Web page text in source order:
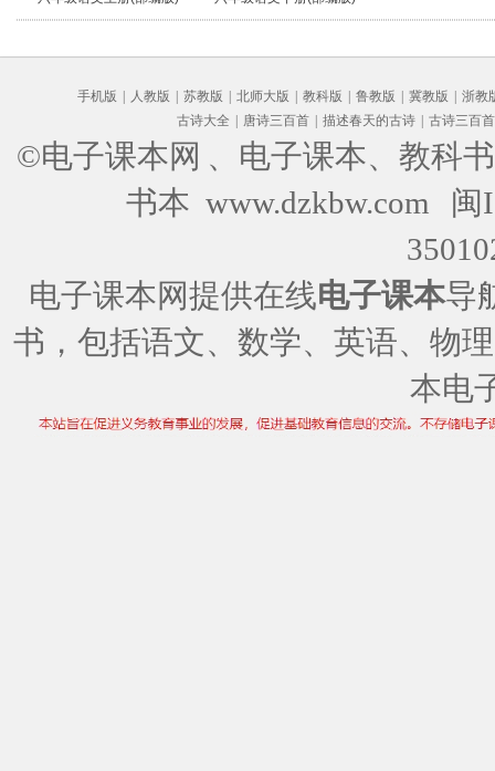
手机版 人教版 苏教版 北师大版 教科版 鲁教版 冀教版
浙教
古诗大全
唐诗三百首 描述春天的古诗 古诗三百首
©电子课本网 、电子课本、教科
书本 www.dzkbw.com
闽
电子课本网提供在线电子课本导
书，包括语文、数学、英语、物
本电